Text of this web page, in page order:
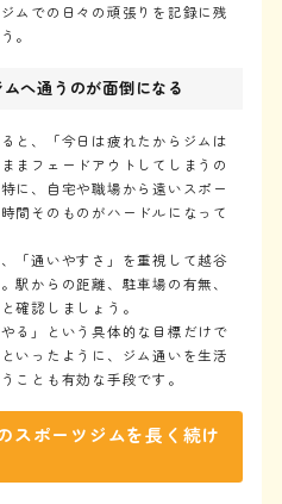
ムでの日々の頑張りを記録に残
。
へ通うのが面倒になる
と、「今日は疲れたからジムは
まフェードアウトしてしまうの
に、自宅や職場から遠いスポー
間そのものがハードルになって
「通いやすさ」を重視して越谷
駅からの距離、駐車場の有無、
確認しましょう。
る」という具体的な目標だけで
いったように、ジム通いを生活
ことも有効な手段です。
スポーツジムを長く続け